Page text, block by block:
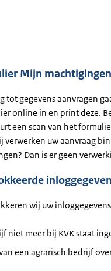
Mijn machtigingen
tot gegevens aanvragen
online in en print deze.
een scan van het
verwerken uw aanvraag
Dan is er geen
wij uw
niet meer bij KVK staat
een agrarisch bedrijf